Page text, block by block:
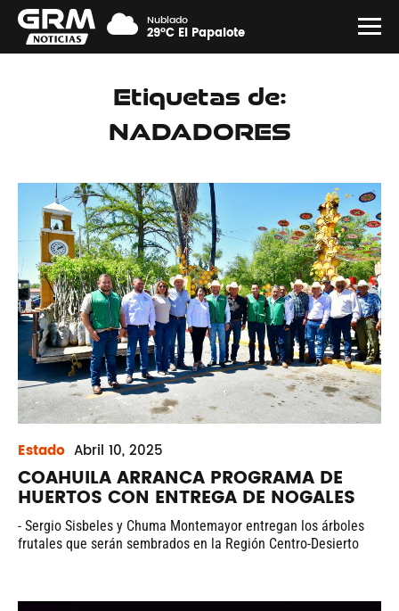
Nublado
29°C El Papalote
Etiquetas de:
NADADORES
Estado Abril 10, 2025
COAHUILA ARRANCA PROGRAMA DE
HUERTOS CON ENTREGA DE NOGALES
- Sergio Sisbeles y Chuma Montemayor entregan los árboles
frutales que serán sembrados en la Región Centro-Desierto